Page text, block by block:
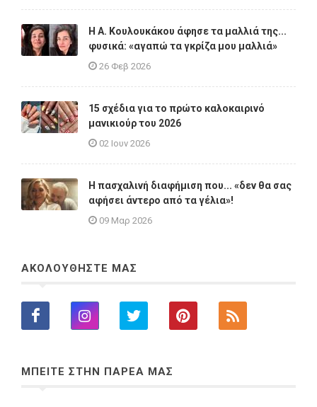
Η A. Κουλουκάκου άφησε τα μαλλιά της...
φυσικά: «αγαπώ τα γκρίζα μου μαλλιά»
26 Φεβ 2026
15 σχέδια για το πρώτο καλοκαιρινό
μανικιούρ του 2026
02 Ιουν 2026
Η πασχαλινή διαφήμιση που... «δεν θα σας
αφήσει άντερο από τα γέλια»!
09 Μαρ 2026
ΑΚΟΛΟΥΘΗΣΤΕ ΜΑΣ
ΜΠΕΙΤΕ ΣΤΗΝ ΠΑΡΕΑ ΜΑΣ